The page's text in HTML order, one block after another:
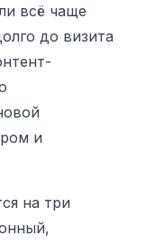
всё чаще
до визита
и
на три